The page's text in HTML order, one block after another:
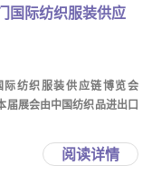
国际纺织服装供应
纺织服装供应链博览会
届展会由中国纺织品进出口
阅读详情